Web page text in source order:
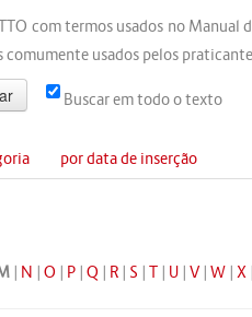
com termos usados no Manual
usados pelos
Buscar em todo o texto
por data de inserção
| N | O | P| Q | R| S | T| U| V| W| X|